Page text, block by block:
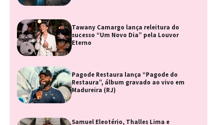
Tawany Camargo lança releitura do
sucesso “Um Novo Dia” pela Louvor
Eterno
Pagode Restaura lança “Pagode do
Restaura”, álbum gravado ao vivo em
Madureira (RJ)
Samuel Eleotério, Thalles Lima e